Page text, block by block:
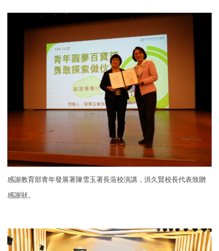
感謝教育部青年發展署陳雪玉署長蒞校演講，洪久賢校長代表致贈
感謝狀。